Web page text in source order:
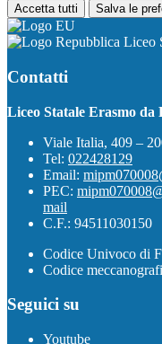
Accetta tutti Salva le
Liceo
Contatti
Liceo Statale Erasmo da
Viale Italia, 409 –
Tel: 022428129
Email:
PEC:
mail
C.F.: 94511030150
Codice Univoco di
Codice
Seguici su
Youtube